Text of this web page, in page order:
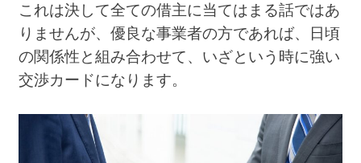
これは決して全ての借主に当てはまる話ではあ
りませんが、優良な事業者の方であれば、日頃
の関係性と組み合わせて、いざという時に強い
交渉カードになります。